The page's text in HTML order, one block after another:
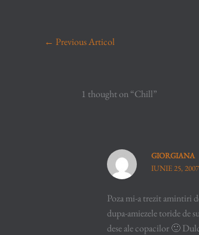
← Previous Articol
1 thought on “Chill”
GIORGIANA
IUNIE 25,
Poza mi-a trezit amintiri
dupa-amiezele toride de
dese ale copacilor 🙂